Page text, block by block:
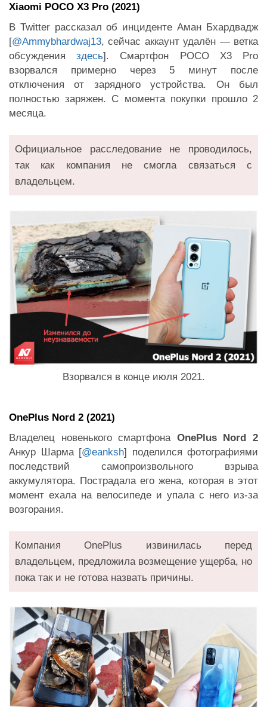
Xiaomi POCO X3 Pro (2021)
В Twitter рассказал об инциденте Аман Бхардвадж
[@Ammybhardwaj13, сейчас аккаунт удалён — ветка
обсужденияздесь]. Смартфон POCO X3 Pro
взорвался примерно через 5 минут после
отключения от зарядного устройства. Он был
полностью заряжен. С момента покупки прошло 2
месяца.
Официальное расследование не проводилось,
так как компания не смогла связаться с
владельцем.
Взорвался в конце июля 2021.
OnePlus Nord 2 (2021)
Владелец новенького смартфона OnePlus Nord 2
Анкур Шарма [@eanksh] поделился фотографиями
последствий самопроизвольного взрыва
аккумулятора. Пострадала его жена, которая в этот
момент ехала на велосипеде и упала с него из-за
возгорания.
Компания OnePlus извинилась перед
владельцем, предложила возмещение ущерба, но
пока так и не готова назвать причины.